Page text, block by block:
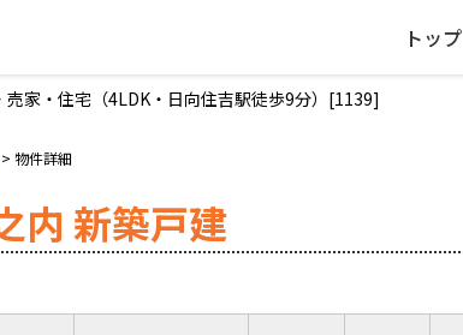
トップ
家・住宅（4LDK・日向住吉駅徒歩9分）[1139]
> 物件詳細
内 新築戸建